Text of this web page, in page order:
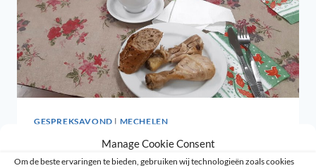
Manage Cookie Consent
Om de beste ervaringen te bieden, gebruiken wij technologieën zoals cookies
GESPREKSAVOND | MECHELEN
Openhartige gesprekken